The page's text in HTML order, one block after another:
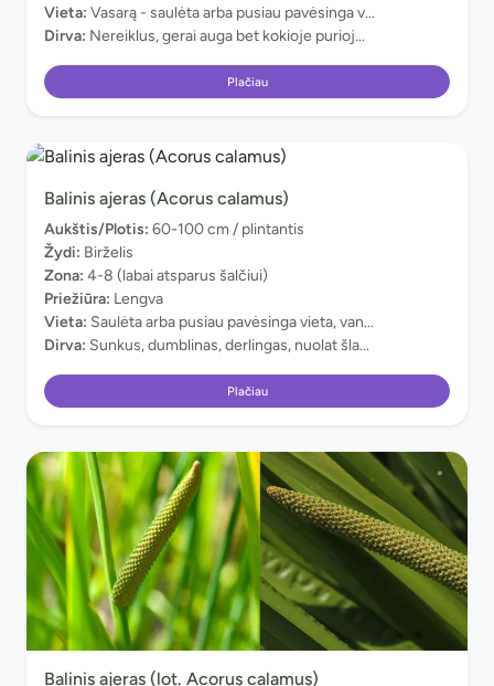
Vieta: Vasarą - saulėta arba pusiau pavėsinga v...
Dirva: Nereiklus, gerai auga bet kokioje purioj...
Plačiau
Balinis ajeras (Acorus calamus)
Aukštis/Plotis: 60-100 cm / plintantis
Žydi: Birželis
Zona: 4-8 (labai atsparus šalčiui)
Priežiūra: Lengva
Vieta: Saulėta arba pusiau pavėsinga vieta, van...
Dirva: Sunkus, dumblinas, derlingas, nuolat šla...
Plačiau
Balinis ajeras (lot. Acorus calamus)